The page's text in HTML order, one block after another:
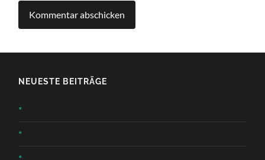
NEUESTE BEITRÄGE
*
*